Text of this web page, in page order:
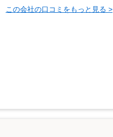
この会社の口コミをもっと見る >